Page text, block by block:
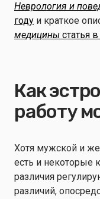
Неврология и
году и краткое
медицины статья
Как
работу
Хотя мужской и
есть и некоторые
различия
различий,